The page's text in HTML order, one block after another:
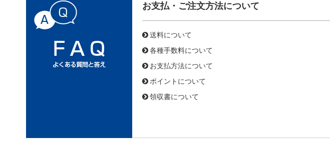
お支払・ご注文方法について
送料について
各種手数料について
お支払方法について
ポイントについて
領収書について